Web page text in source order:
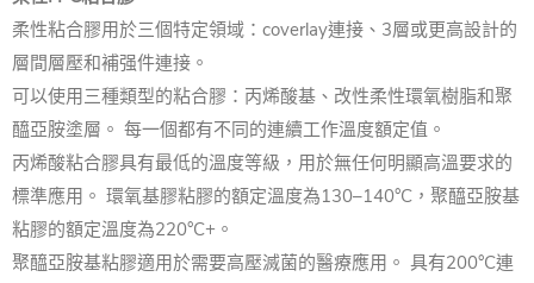
柔性粘合膠用於三個特定領域：coverlay連接、3層或更高設計的
層間層壓和補强件連接。
可以使用三種類型的粘合膠：丙烯酸基、改性柔性環氧樹脂和聚
醯亞胺塗層。 每一個都有不同的連續工作溫度額定值。
丙烯酸粘合膠具有最低的溫度等級，用於無任何明顯高溫要求的
標準應用。 環氧基膠粘膠的額定溫度為130–140°C，聚醯亞胺基
粘膠的額定溫度為220°C+。
聚醯亞胺基粘膠適用於需要高壓滅菌的醫療應用。 具有200°C連